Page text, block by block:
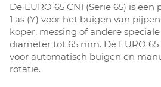
De EURO 65 CN1 (Serie 65) is
1 as (Y) voor het buigen van
koper, messing of andere
diameter tot 65 mm. De EURO 65
voor automatisch buigen en
rotatie.